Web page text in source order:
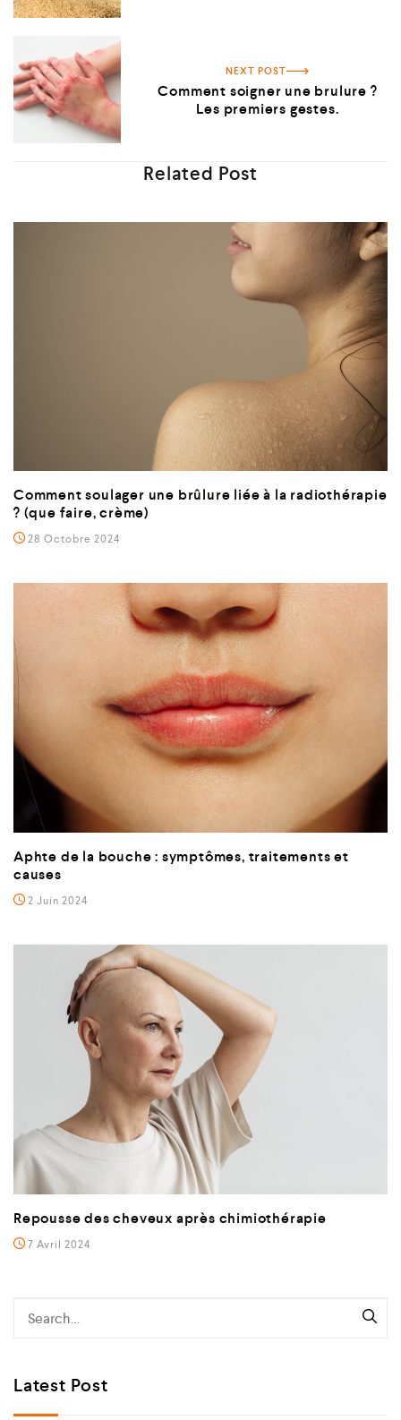
NEXT POST
Comment soigner une brulure ?
Les premiers gestes.
Related Post
Comment soulager une brûlure liée à la radiothérapie
? (que faire, crème)
28 Octobre 2024
Aphte de la bouche : symptômes, traitements et
causes
2 Juin 2024
Repousse des cheveux après chimiothérapie
7 Avril 2024
Latest Post